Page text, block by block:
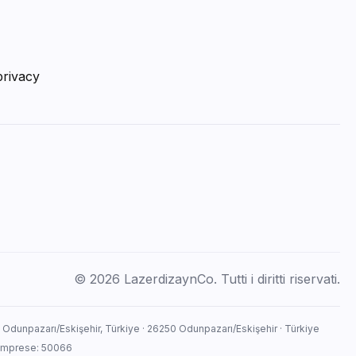
© 2026 LazerdizaynCo. Tutti i diritti riservati.
Eskişehir, Türkiye · 26250 Odunpazarı/Eskişehir · Türkiye
50066